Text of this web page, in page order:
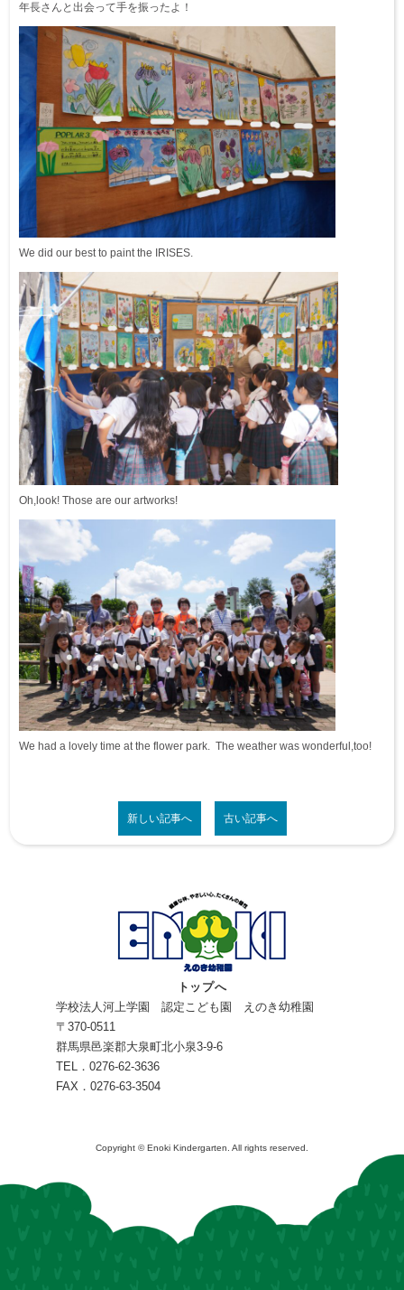
年長さんと出会って手を振ったよ！
We did our best to paint the IRISES.
Oh,look! Those are our artworks!
We had a lovely time at the flower park. The weather was wonderful,too!
新しい記事へ 古い記事へ
トップへ
学校法人河上学園 認定こども園 えのき幼稚園
〒370-0511
群馬県邑楽郡大泉町北小泉3-9-6
TEL．0276-62-3636
FAX．0276-63-3504
Copyright © Enoki Kindergarten. All rights reserved.